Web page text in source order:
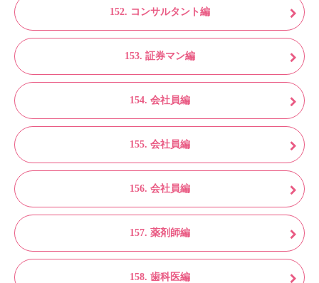
152. コンサルタント編
153. 証券マン編
154. 会社員編
155. 会社員編
156. 会社員編
157. 薬剤師編
158. 歯科医編